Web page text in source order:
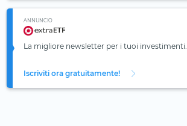
ANNUNCIO
La migliore newsletter per i tuoi investimenti.
Iscriviti ora gratuitamente!